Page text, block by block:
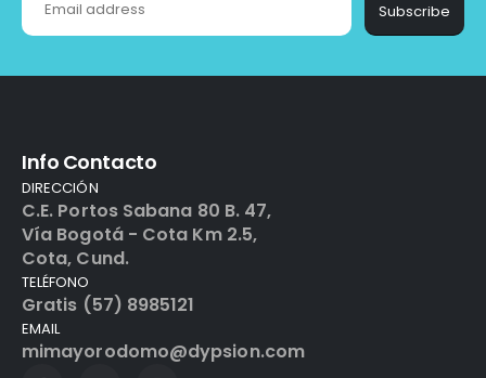
Subscribe
Info Contacto
DIRECCIÓN
C.E. Portos Sabana 80 B. 47,
Vía Bogotá - Cota Km 2.5,
Cota, Cund.
TELÉFONO
Gratis (57) 8985121
EMAIL
mimayorodomo@dypsion.com